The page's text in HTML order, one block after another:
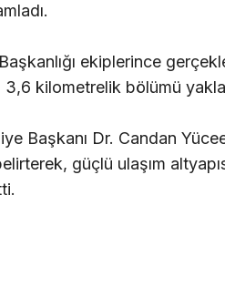
ekiplerince
kilometrelik bölümü
Başkanı Dr. Candan
güçlü ulaşım